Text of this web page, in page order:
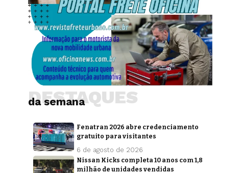
da semana
DESTAQUES
Fenatran 2026 abre credenciamento
gratuito para visitantes
6 de agosto de 2026
Nissan Kicks completa 10 anos com 1,8
milhão de unidades vendidas